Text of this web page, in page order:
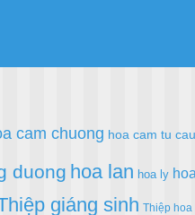
cam chuong hoa cam tu cau
duong hoa lan hoa ly
giáng sinh Thiệp hoa